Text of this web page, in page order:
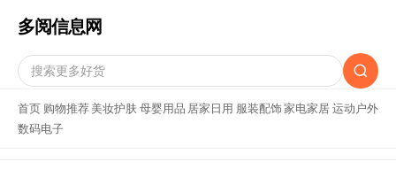
多阅信息网
首页 购物推荐 美妆护肤母婴用品 居家日用 服装配饰家电家居运动户外
数码电子